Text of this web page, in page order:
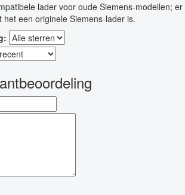
lader voor oude Siemens-modellen; er
een originele Siemens-lader is.